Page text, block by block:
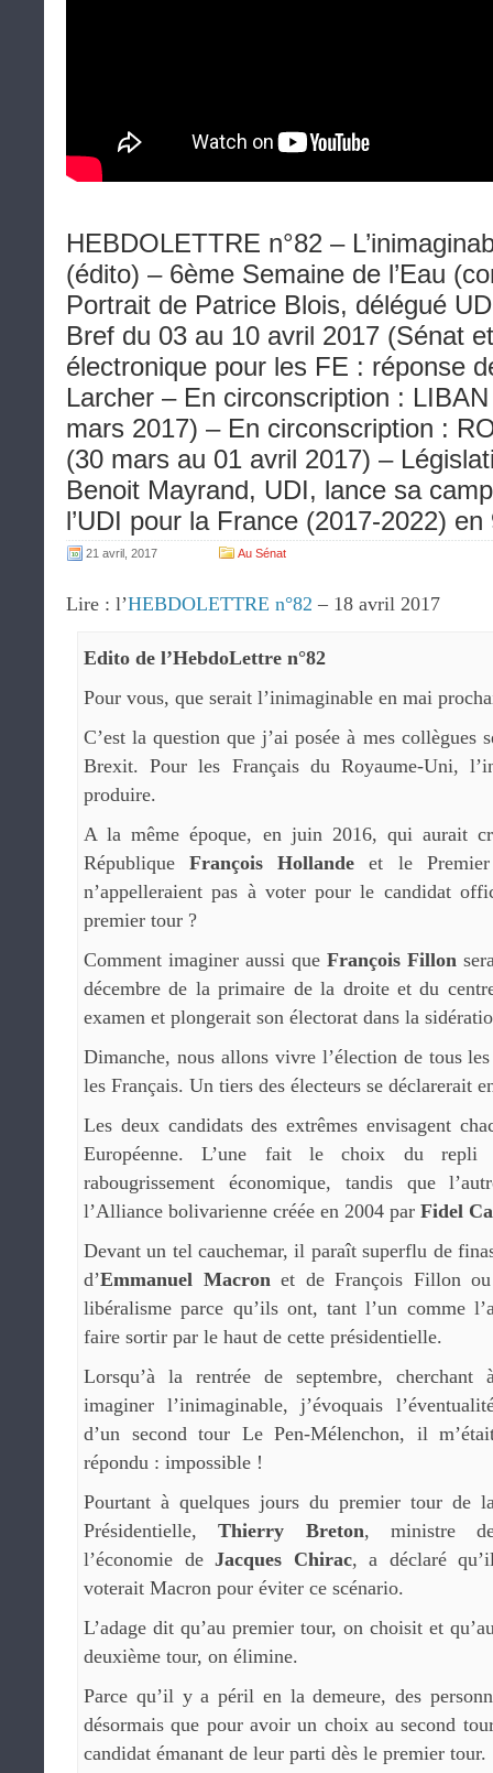
HEBDOLETTRE n°82 –
(édito) – 6ème Semaine de l’Eau
Portrait de Patrice Blois, délégué
Bref du 03 au 10 avril 2017 (Sénat
électronique pour les FE : réponse
Larcher – En circonscription :
mars 2017) – En circonscription :
(30 mars au 01 avril 2017) –
Benoit Mayrand, UDI, lance sa
l’UDI pour la France (2017-2022) en
21 avril, 2017 Au Sénat
Lire : l’HEBDOLETTRE n°82 – 18 avril 2017
Edito de l’HebdoLettre n°82
Pour vous, que serait l’inimaginable en mai
C’est la question que j’ai posée à mes collègues
Brexit. Pour les Français du Royaume-Uni,
produire.
A la même époque, en juin 2016, qui aurait
RépubliqueFrançois Hollande et le
n’appelleraient pas à voter pour le candidat
premier tour ?
Comment imaginer aussi que François Fillon
décembre de la primaire de la droite et du
examen et plongerait son électorat dans la
Dimanche, nous allons vivre l’élection de tous
les Français. Un tiers des électeurs se déclarerait
Les deux candidats des extrêmes envisagent
Européenne. L’une fait le choix du repli
rabougrissement économique, tandis que
l’Alliance bolivarienne créée en 2004 par Fidel
Devant un tel cauchemar, il paraît superflu de
d’Emmanuel Macron et de François Fillon
libéralisme parce qu’ils ont, tant l’un comme
faire sortir par le haut de cette présidentielle.
Lorsqu’à la rentrée de septembre, cherchant
imaginer l’inimaginable, j’évoquais
d’un second tour Le Pen-Mélenchon, il
répondu : impossible !
Pourtant à quelques jours du premier tour de
Présidentielle,Thierry Breton, ministre
l’économie de Jacques Chirac, a déclaré
voterait Macron pour éviter ce scénario.
L’adage dit qu’au premier tour, on choisit et
deuxième tour, on élimine.
Parce qu’il y a péril en la demeure, des
désormais que pour avoir un choix au second
candidat émanant de leur parti dès le premier tour.